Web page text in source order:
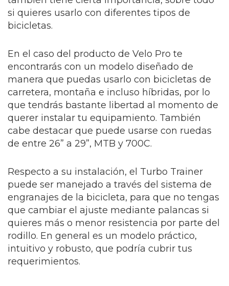
si quieres usarlo con diferentes tipos de
bicicletas.
En el caso del producto de Velo Pro te
encontrarás con un modelo diseñado de
manera que puedas usarlo con bicicletas de
carretera, montaña e incluso híbridas, por lo
que tendrás bastante libertad al momento de
querer instalar tu equipamiento. También
cabe destacar que puede usarse con ruedas
de entre 26” a 29”, MTB y 700C.
Respecto a su instalación, el Turbo Trainer
puede ser manejado a través del sistema de
engranajes de la bicicleta, para que no tengas
que cambiar el ajuste mediante palancas si
quieres más o menor resistencia por parte del
rodillo. En general es un modelo práctico,
intuitivo y robusto, que podría cubrir tus
requerimientos.